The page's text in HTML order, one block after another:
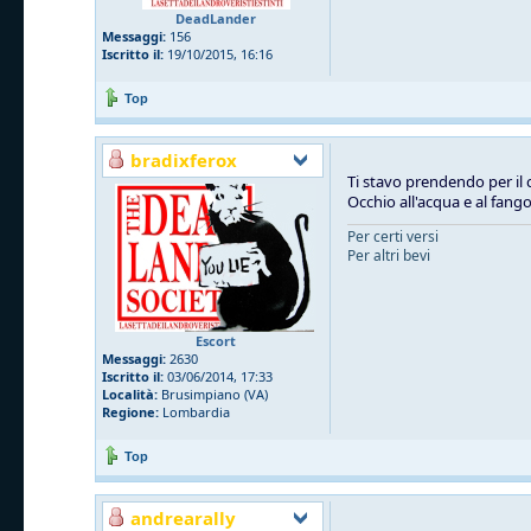
DeadLander
Messaggi: 156
Iscritto il: 19/10/2015, 16:16
Top
bradixferox
Escort
Messaggi: 2630
Iscritto il: 03/06/2014, 17:33
Località: Brusimpiano (VA)
Regione: Lombardia
Ti stavo prendendo per il
Occhio all'acqua e al fango
Per certi versi
Per altri bevi
Top
andrearally